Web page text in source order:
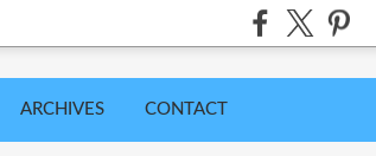
ARCHIVES CONTACT